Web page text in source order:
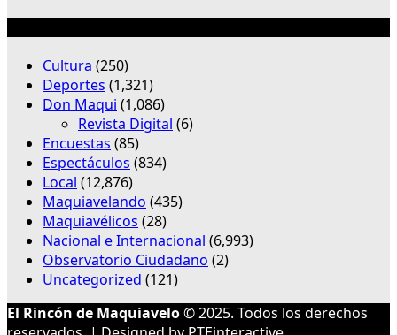
Cultura (250)
Deportes (1,321)
Don Maqui (1,086)
Revista Digital (6)
Encuestas (85)
Espectáculos (834)
Local (12,876)
Maquiavelando (435)
Maquiavélicos (28)
Nacional e Internacional (6,993)
Observatorio Ciudadano (2)
Uncategorized (121)
El Rincón de Maquiavelo© 2025. Todos los derechos